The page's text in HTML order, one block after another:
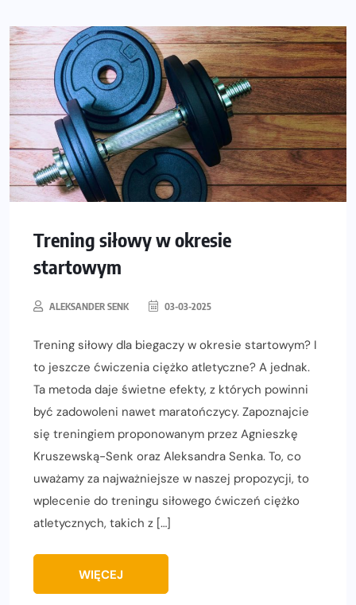
Trening siłowy w okresie
startowym
ALEKSANDER SENK 03-03-2025
Trening siłowy dla biegaczy w okresie startowym? I
to jeszcze ćwiczenia ciężko atletyczne? A jednak.
Ta metoda daje świetne efekty, z których powinni
być zadowoleni nawet maratończycy. Zapoznajcie
się treningiem proponowanym przez Agnieszkę
Kruszewską-Senk oraz Aleksandra Senka. To, co
uważamy za najważniejsze w naszej propozycji, to
wplecenie do treningu siłowego ćwiczeń ciężko
atletycznych, takich z […]
WIĘCEJ